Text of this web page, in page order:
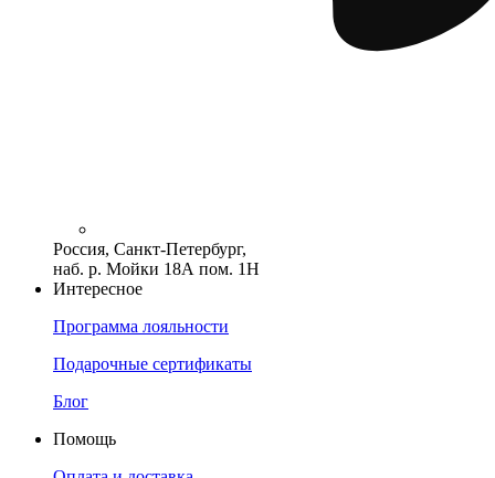
Россия, Санкт-Петербург,
наб. р. Мойки 18А пом. 1Н
Интересное
Программа лояльности
Подарочные сертификаты
Блог
Помощь